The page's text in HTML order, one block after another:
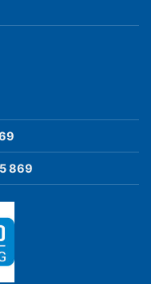
869